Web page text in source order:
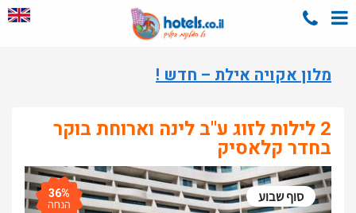
מלון אקויה אילת – חדש !
2 לילות לזוג ע"ב לינה וארוחת בוקר
בחדר קלאסיק
סוף שבוע 36%
הנחה